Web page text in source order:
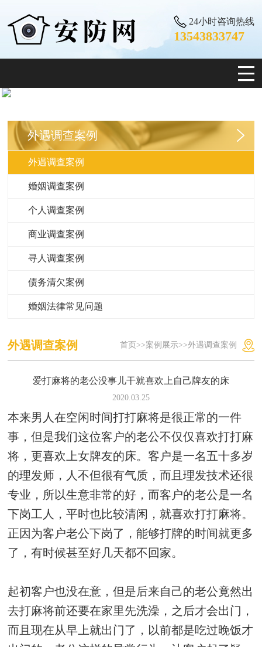
24小时咨询热线
13543833747
外遇调查案例
外遇调查案例
婚姻调查案例
个人调查案例
商业调查案例
寻人调查案例
债务清欠案例
婚姻法律常见问题
外遇调查案例 首页 >>案例展示>>外遇调查案例
爱打麻将的老公没事儿干就喜欢上自己牌友的床
2020.03.25
本来男人在空闲时间打打麻将是很正常的一件
事，但是我们这位客户的老公不仅仅喜欢打打麻
将，更喜欢上女牌友的床。客户是一名五十多岁
的理发师，人不但很有气质，而且理发技术还很
专业，所以生意非常的好，而客户的老公是一名
下岗工人，平时也比较清闲，就喜欢打打麻将。
正因为客户老公下岗了，能够打牌的时间就更多
了，有时候甚至好几天都不回家。
起初客户也没在意，但是后来自己的老公竟然出
去打麻将前还要在家里先洗澡，之后才会出门，
而且现在从早上就出门了，以前都是吃过晚饭才